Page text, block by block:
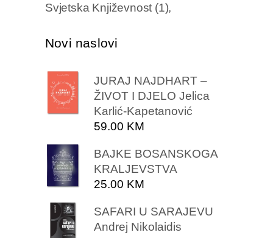
Svjetska Književnost (1)
Novi naslovi
JURAJ NAJDHART –
ŽIVOT I DJELO Jelica
Karlić-Kapetanović
59.00 KM
BAJKE BOSANSKOGA
KRALJEVSTVA
25.00 KM
SAFARI U SARAJEVU
Andrej Nikolaidis